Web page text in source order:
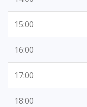
15:00
16:00
17:00
18:00